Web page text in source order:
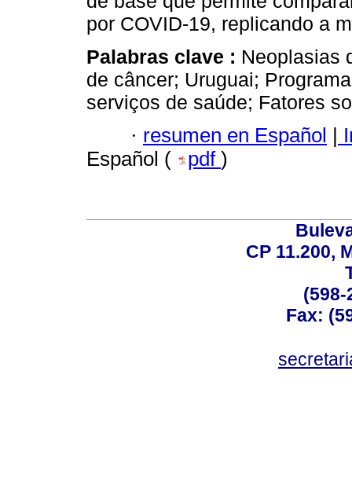
por COVID-19, replicando a
Palabras clave : Neoplasias
de câncer; Uruguai;
serviços de saúde; Fatores
· resumen en Español
Español (
pdf )
CP 11.200,
(598-
Fax: